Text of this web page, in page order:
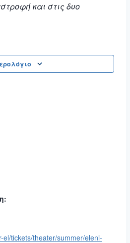
και στις δυο
el/tickets/theater/summer/eleni-